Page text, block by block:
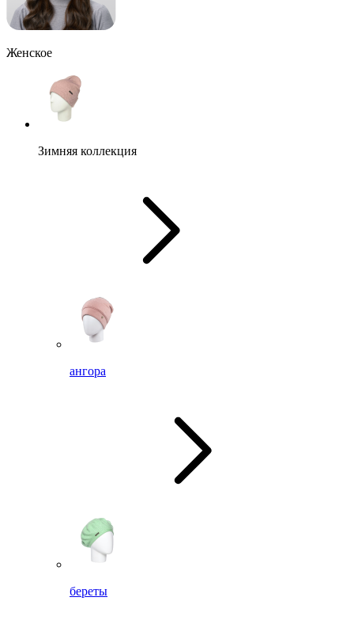
Женское
Зимняя коллекция
ангора
береты